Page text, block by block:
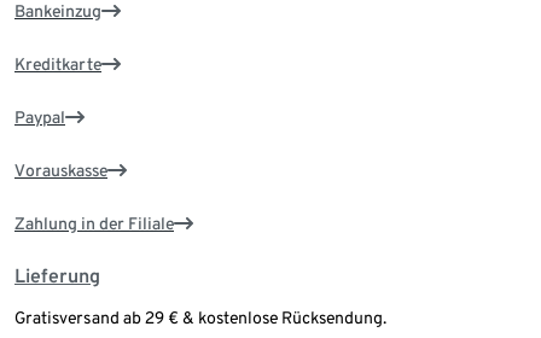
Bankeinzug
Kreditkarte
Paypal
Vorauskasse
Zahlung in der Filiale
Lieferung
Gratisversand ab 29 € & kostenlose Rücksendung.